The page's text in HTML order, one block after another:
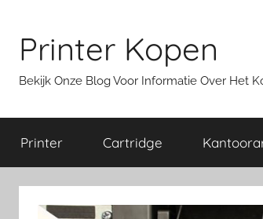
inhoud
Printer Kopen
Bekijk Onze Blog Voor Informatie Over Het
Printer Cartridge